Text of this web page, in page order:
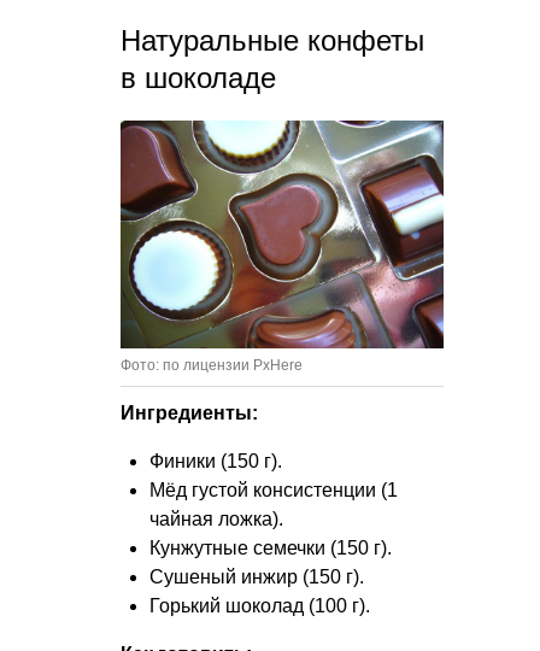
Натуральные конфеты
в шоколаде
Фото: по лицензии PxHere
Ингредиенты:
Финики (150 г).
Мёд густой консистенции (1
чайная ложка).
Кунжутные семечки (150 г).
Сушеный инжир (150 г).
Горький шоколад (100 г).